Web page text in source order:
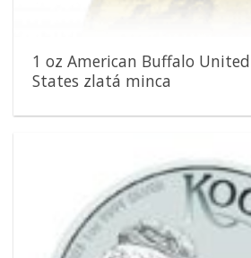
1 oz American Buffalo United
States zlatá minca